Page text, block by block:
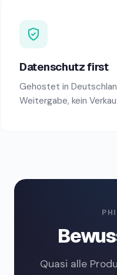
Datenschutz first
Gehostet in
Weitergabe, kein
Quasi alle